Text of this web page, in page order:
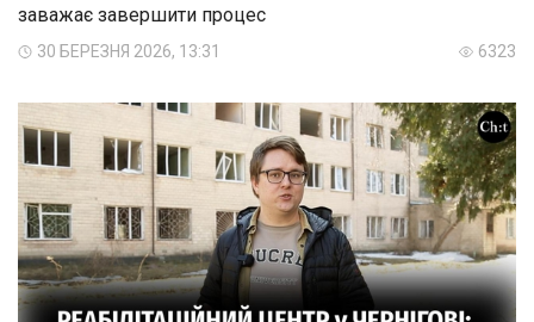
заважає завершити процес
30 БЕРЕЗНЯ 2026, 13:31 6323